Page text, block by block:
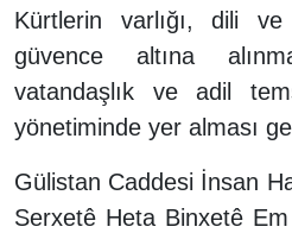
Kürtlerin varlığı, dili ve
güvence altına
vatandaşlık ve adil
yönetiminde yer alması
Gülistan Caddesi İnsan
Serxetê Heta Binxetê